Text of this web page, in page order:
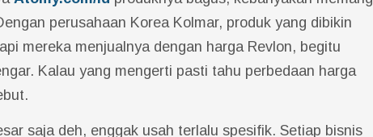
perusahaan Korea Kolmar, produk yang dibikin
mereka menjualnya dengan harga Revlon, begitu
Kalau yang mengerti pasti tahu perbedaan harga
saja deh, enggak usah terlalu spesifik. Setiap bisnis